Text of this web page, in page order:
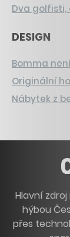
Dva golfisti,
DESIGN
Bomma
Originální
Nábytek z
Hlavní
hýbou
přes